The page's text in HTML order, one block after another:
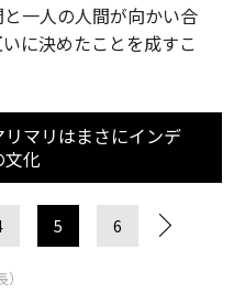
と一人の人間が向かい合
に決めたことを成すこ
リマリはまさにインデ
文化
5 6